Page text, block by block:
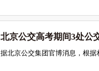
北京公交高考期间3处公
据北京公交集团官博消息，根据